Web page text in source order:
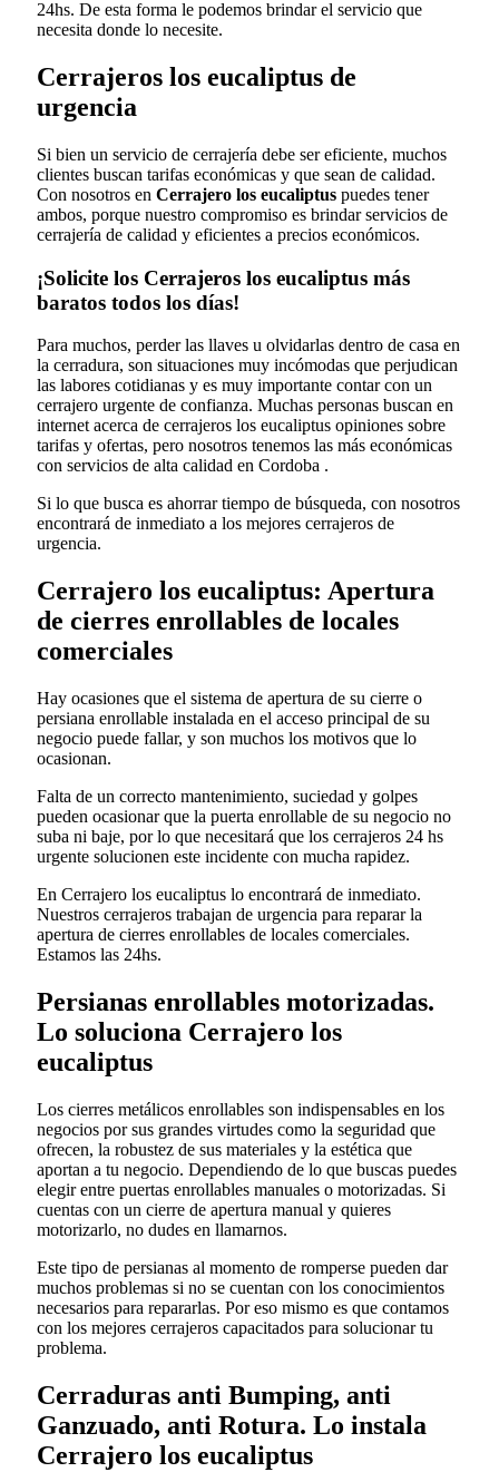
24hs. De esta forma le podemos brindar el servicio que
necesita donde lo necesite.
Cerrajeros los eucaliptus de
urgencia
Si bien un servicio de cerrajería debe ser eficiente, muchos
clientes buscan tarifas económicas y que sean de calidad.
Con nosotros en Cerrajero los eucaliptus puedes tener
ambos, porque nuestro compromiso es brindar servicios de
cerrajería de calidad y eficientes a precios económicos.
¡Solicite los Cerrajeros los eucaliptus más
baratos todos los días!
Para muchos, perder las llaves u olvidarlas dentro de casa en
la cerradura, son situaciones muy incómodas que perjudican
las labores cotidianas y es muy importante contar con un
cerrajero urgente de confianza. Muchas personas buscan en
internet acerca de cerrajeros los eucaliptus opiniones sobre
tarifas y ofertas, pero nosotros tenemos las más económicas
con servicios de alta calidad en Cordoba .
Si lo que busca es ahorrar tiempo de búsqueda, con nosotros
encontrará de inmediato a los mejores cerrajeros de
urgencia.
Cerrajero los eucaliptus: Apertura
de cierres enrollables de locales
comerciales
Hay ocasiones que el sistema de apertura de su cierre o
persiana enrollable instalada en el acceso principal de su
negocio puede fallar, y son muchos los motivos que lo
ocasionan.
Falta de un correcto mantenimiento, suciedad y golpes
pueden ocasionar que la puerta enrollable de su negocio no
suba ni baje, por lo que necesitará que los cerrajeros 24 hs
urgente solucionen este incidente con mucha rapidez.
En Cerrajero los eucaliptus lo encontrará de inmediato.
Nuestros cerrajeros trabajan de urgencia para reparar la
apertura de cierres enrollables de locales comerciales.
Estamos las 24hs.
Persianas enrollables motorizadas.
Lo soluciona Cerrajero los
eucaliptus
Los cierres metálicos enrollables son indispensables en los
negocios por sus grandes virtudes como la seguridad que
ofrecen, la robustez de sus materiales y la estética que
aportan a tu negocio. Dependiendo de lo que buscas puedes
elegir entre puertas enrollables manuales o motorizadas. Si
cuentas con un cierre de apertura manual y quieres
motorizarlo, no dudes en llamarnos.
Este tipo de persianas al momento de romperse pueden dar
muchos problemas si no se cuentan con los conocimientos
necesarios para repararlas. Por eso mismo es que contamos
con los mejores cerrajeros capacitados para solucionar tu
problema.
Cerraduras anti Bumping, anti
Ganzuado, anti Rotura. Lo instala
Cerrajero los eucaliptus